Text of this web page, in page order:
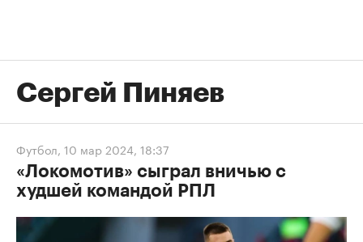
Сергей Пиняев
Футбол, 10 мар 2024, 18:37
«Локомотив» сыграл вничью с
худшей командой РПЛ